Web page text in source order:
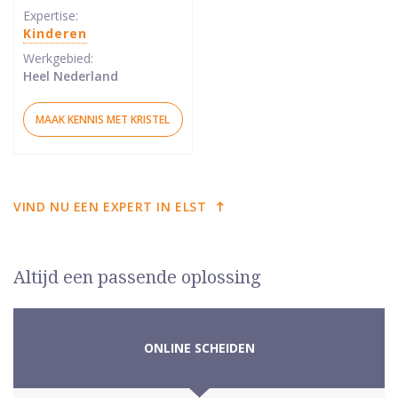
Expertise:
Kinderen
Werkgebied:
Heel Nederland
MAAK KENNIS MET KRISTEL
VIND NU EEN EXPERT IN ELST
Altijd een passende oplossing
ONLINE SCHEIDEN